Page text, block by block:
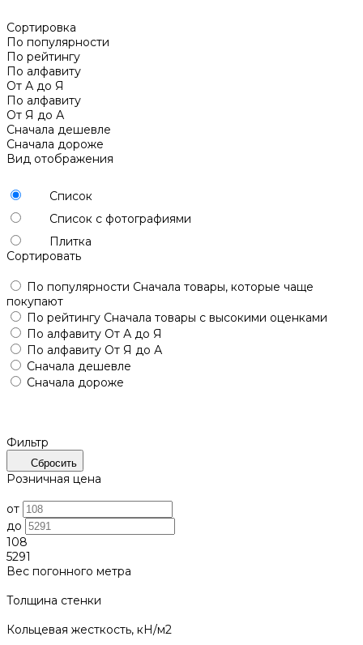
Сортировка
По популярности
По рейтингу
По алфавиту
От А до Я
По алфавиту
От Я до А
Сначала дешевле
Сначала дороже
Вид отображения
Список
Список с фотографиями
Плитка
Сортировать
По популярности Сначала товары, которые чаще
покупают
По рейтингу Сначала товары с высокими оценками
По алфавиту От А до Я
По алфавиту От Я до А
Сначала дешевле
Сначала дороже
Фильтр
Сбросить
Розничная цена
от
до
108
5291
Вес погонного метра
Толщина стенки
Кольцевая жесткость, кН/м2